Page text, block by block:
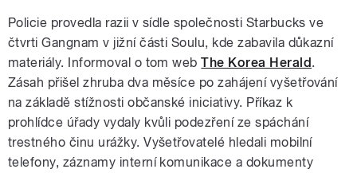
Policie provedla razii v sídle společnosti Starbucks ve
čtvrti Gangnam v jižní části Soulu, kde zabavila důkazní
materiály. Informoval o tom webThe Korea Herald.
Zásah přišel zhruba dva měsíce po zahájení vyšetřování
na základě stížnosti občanské iniciativy. Příkaz k
prohlídce úřady vydaly kvůli podezření ze spáchání
trestného činu urážky. Vyšetřovatelé hledali mobilní
telefony, záznamy interní komunikace a dokumenty